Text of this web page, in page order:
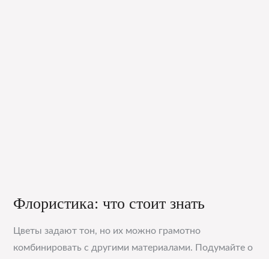
Флористика: что стоит знать
Цветы задают тон, но их можно грамотно
комбинировать с другими материалами. Подумайте о